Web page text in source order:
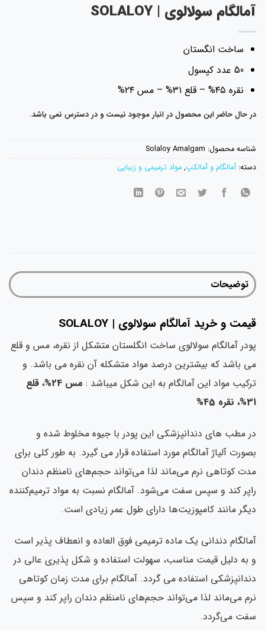
آمالگام سولالوی | SOLALOY
ساخت انگستان
50 عدد کپسول
نقره ۴۵% – قلع ۳۱% – مس ۲۴%
در حال حاضر این محصول در انبار موجود نیست و در دسترس نمی باشد.
شناسه محصول: Solaloy Amalgam
دسته:آمالگام و آمالکپ, مواد ترمیمی و زیبایی
توضیحات
قیمت و خرید آمالگام سولالوی | SOLALOY
پودر آمالگام سولالوی ساخت انگلستان متشکل از نقره، مس و قلع
می باشد که بیشترین درصد مواد متشکله آن نقره می باشد. و
ترکیب مواد این آمالگام به این شکل میباشد :
مس 24%، قلع
31%، نقره 45%
در مطب های دندانپزشکی این پودر با جیوه مخلوط شده و
بصورت آلیاژ آمالگام مورد استفاده قرار می گیرد. به طور کلی برای
مدت کوتاهی نرم می‌ماند لذا می‌تواند حجم‌های نامنظم دندان
راپر کند و سپس سفت می‌شود. آمالگام نسبت به مواد ترمیم‌کننده
دیگر مانند کامپوزیت‌ها دارای طول عمر زیادی است.
آمالگام دندانی یک ماده ترمیمی فوق العاده و انعطاف پذیر است
و به دلیل قیمت مناسب، سهولت استفاده و شکل پذیری عالی در
دندانپزشکی استفاده می گردد. آمالگام برای مدت زمان کوتاهی
نرم می‌ماند لذا می‌تواند حجم‌های نامنظم دندان راپر کند و سپس
سفت می‌گردد.